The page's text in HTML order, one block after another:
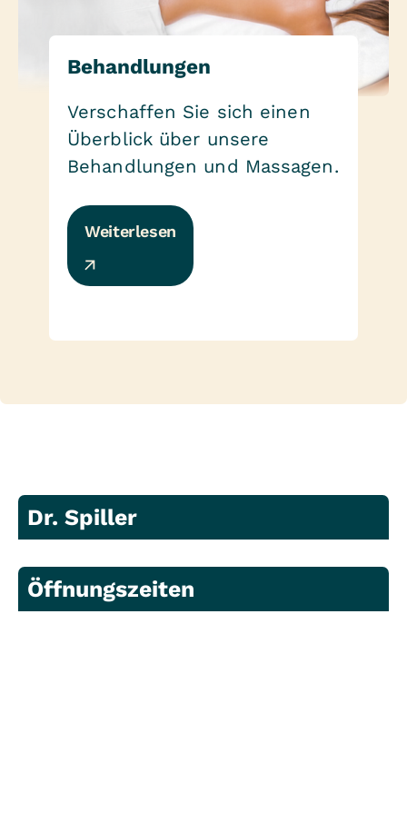
Behandlungen
Verschaffen Sie sich einen
Überblick über unsere
Behandlungen und Massagen.
Weiterlesen
Dr. Spiller
Öffnungszeiten